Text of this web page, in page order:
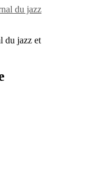
du jazz et